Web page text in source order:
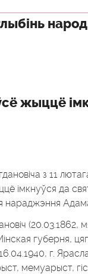
жыццё
з 11
імкнуўся да
(20.03.1862,
губерня,
г.
мемуарыст,